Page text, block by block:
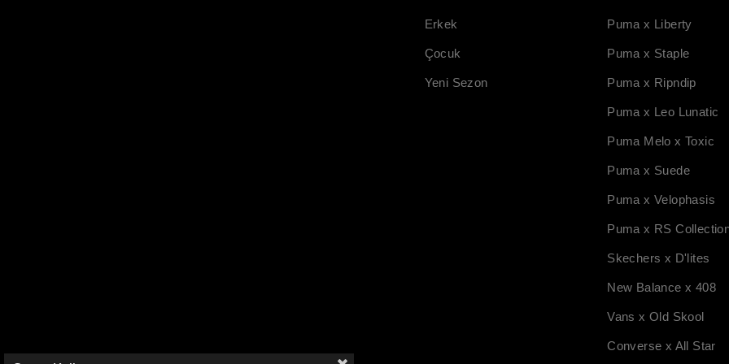
Erkek
Çocuk
Yeni Sezon
Puma x Liberty
Puma x Staple
Puma x Ripndip
Puma x Leo Lunatic
Puma Melo x Toxic
Puma x Suede
Puma x Velophasis
Puma x RS
Skechers x D'lites
New Balance x 408
Vans x Old Skool
Converse x All Star